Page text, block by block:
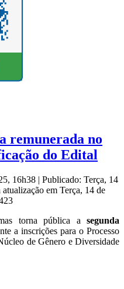
remunerada no
do Edital
16h38 | Publicado: Terça, 14
em Terça, 14 de
torna pública a segunda
a inscrições para o Processo
de Gênero e Diversidade